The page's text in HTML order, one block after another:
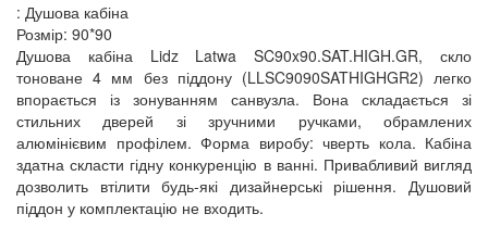
: Душова кабіна
Розмір: 90*90
Душова кабіна Lidz Latwa SC90x90.SAT.HIGH.GR, скло
тоноване 4 мм без піддону (LLSC9090SATHIGHGR2) легко
впорається із зонуванням санвузла. Вона складається зі
стильних дверей зі зручними ручками, обрамлених
алюмінієвим профілем. Форма виробу: чверть кола. Кабіна
здатна скласти гідну конкуренцію в ванні. Привабливий вигляд
дозволить втілити будь-які дизайнерські рішення. Душовий
піддон у комплектацію не входить.